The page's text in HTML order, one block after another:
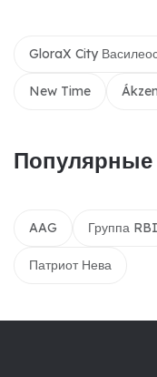
GloraX City
New Time
Популярные
AAG Группа RBI
Патриот Нева